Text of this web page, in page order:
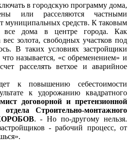
в городскую программу дома,
или расселяются частными
муниципальных средств. К таковым
все дома в центре города.
Как
вес золота, свободных участков под
В таких условиях застройщики
называется, «с обременением» и
расселять ветхое и аварийное
к повышению себестоимости
к удорожанию квадратного
договорной и претензионной
Строительно-монтажного
. - Но по-другому нельзя.
- рабочий процесс, от